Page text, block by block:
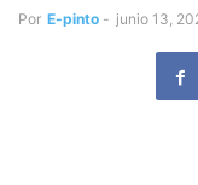
Por E-pinto - junio 13,